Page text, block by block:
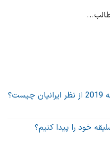
خود را پیدا کنیم؟